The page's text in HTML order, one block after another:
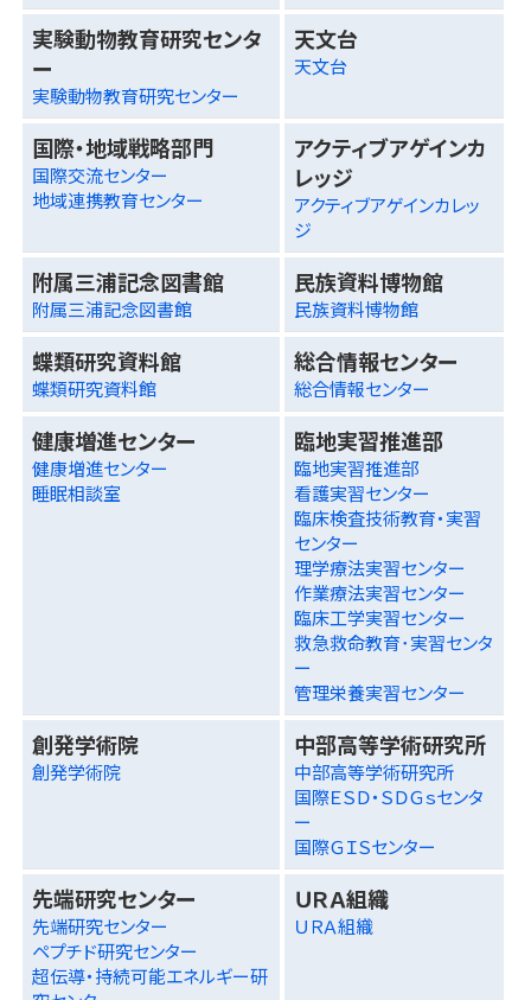
実験動物教育研究センタ
ー
実験動物教育研究センター
天文台
天文台
国際・地域戦略部門
国際交流センター
地域連携教育センター
アクティブアゲインカ
レッジ
アクティブアゲインカレッ
ジ
附属三浦記念図書館
附属三浦記念図書館
民族資料博物館
民族資料博物館
蝶類研究資料館
蝶類研究資料館
総合情報センター
総合情報センター
健康増進センター
健康増進センター
睡眠相談室
臨地実習推進部
臨地実習推進部
看護実習センター
臨床検査技術教育・実習
センター
理学療法実習センター
作業療法実習センター
臨床工学実習センター
救急救命教育･実習センタ
ー
管理栄養実習センター
創発学術院
創発学術院
中部高等学術研究所
中部高等学術研究所
国際ＥＳＤ・ＳＤＧｓセンタ
ー
国際ＧＩＳセンター
先端研究センター
先端研究センター
ペプチド研究センター
超伝導・持続可能エネルギー研
ＵＲＡ組織
ＵＲＡ組織